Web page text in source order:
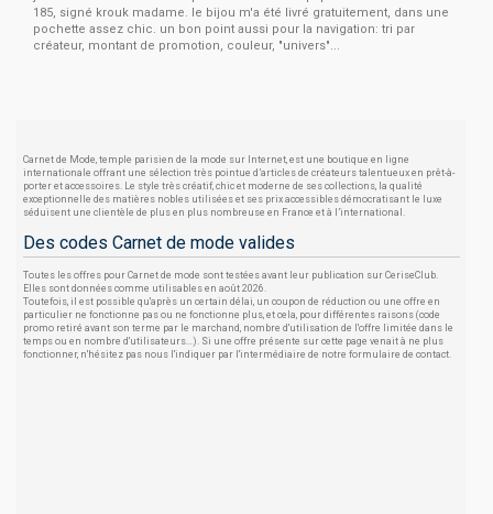
185, signé krouk madame. le bijou m'a été livré gratuitement, dans une
pochette assez chic. un bon point aussi pour la navigation: tri par
créateur, montant de promotion, couleur, "univers"...
Carnet de Mode, temple parisien de la mode sur Internet, est une boutique en ligne
internationale offrant une sélection très pointue d’articles de créateurs talentueux en prêt-à-
porter et accessoires. Le style très créatif, chic et moderne de ses collections, la qualité
exceptionnelle des matières nobles utilisées et ses prix accessibles démocratisant le luxe
séduisent une clientèle de plus en plus nombreuse en France et à l’international.
Des codes Carnet de mode valides
Toutes les offres pour Carnet de mode sont testées avant leur publication sur CeriseClub.
Elles sont données comme utilisables en août 2026.
Toutefois, il est possible qu'après un certain délai, un coupon de réduction ou une offre en
particulier ne fonctionne pas ou ne fonctionne plus, et cela, pour différentes raisons (code
promo retiré avant son terme par le marchand, nombre d'utilisation de l'offre limitée dans le
temps ou en nombre d'utilisateurs...). Si une offre présente sur cette page venait à ne plus
fonctionner, n'hésitez pas nous l'indiquer par l'intermédiaire de notre formulaire de contact.